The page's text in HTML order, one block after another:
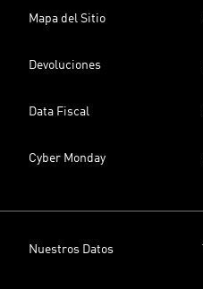
Mapa del Sitio
Devoluciones
Data Fiscal
Cyber Monday
Nuestros Datos